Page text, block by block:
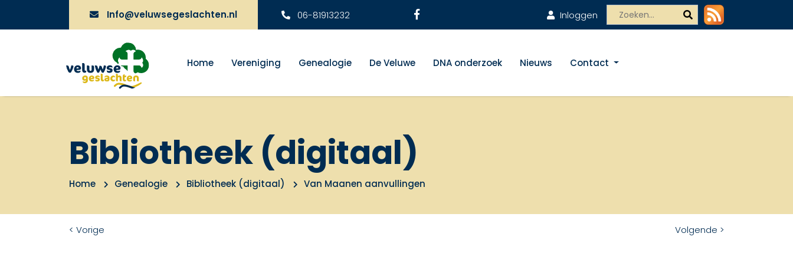
Info@veluwsegeslachten.nl 06-81913232 Inloggen
Home Vereniging Genealogie De Veluwe DNA onderzoek Nieuws Contact
Bibliotheek (digitaal)
Home Genealogie Bibliotheek (digitaal) Van Maanen aanvullingen
< Vorige Volgende >